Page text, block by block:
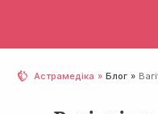
Астрамедіка Блог